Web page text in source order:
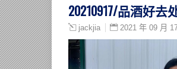
20210917/品酒好
jackjia 2021 年 09 月